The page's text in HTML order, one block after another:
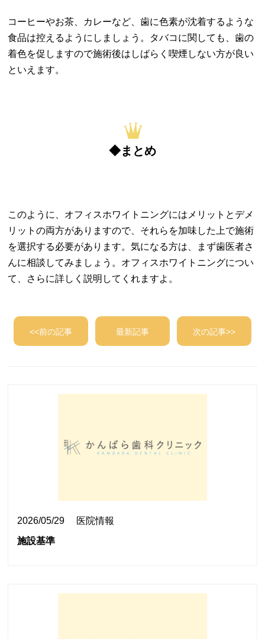
コーヒーやお茶、カレーなど、歯に色素が沈着するような
食品は控えるようにしましょう。タバコに関しても、歯の
着色を促しますので施術後はしばらく喫煙しない方が良い
といえます。
◆まとめ
このように、オフィスホワイトニングにはメリットとデメ
リットの両方がありますので、それらを加味した上で施術
を選択する必要があります。気になる方は、まず歯医者さ
んに相談してみましょう。オフィスホワイトニングについ
て、さらに詳しく説明してくれますよ。
<<前の記事 最新記事 次の記事>>
2026/05/29
医院情報
施設基準